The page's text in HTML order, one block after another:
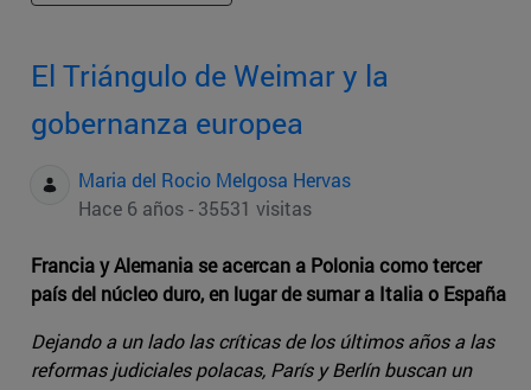
El Triángulo de Weimar y la
gobernanza europea
Maria del Rocio Melgosa Hervas
Hace 6 años - 35531 visitas
Francia y Alemania se acercan a Polonia como tercer
país del núcleo duro, en lugar de sumar a Italia o España
Dejando a un lado las críticas de los últimos años a las
reformas judiciales polacas, París y Berlín buscan un